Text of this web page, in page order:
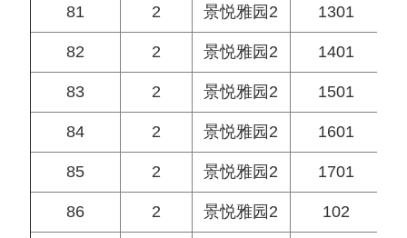
81 2 景悦雅园2 1301
82 2 景悦雅园2 1401
83 2 景悦雅园2 1501
84 2 景悦雅园2 1601
85 2 景悦雅园2 1701
86 2 景悦雅园2 102